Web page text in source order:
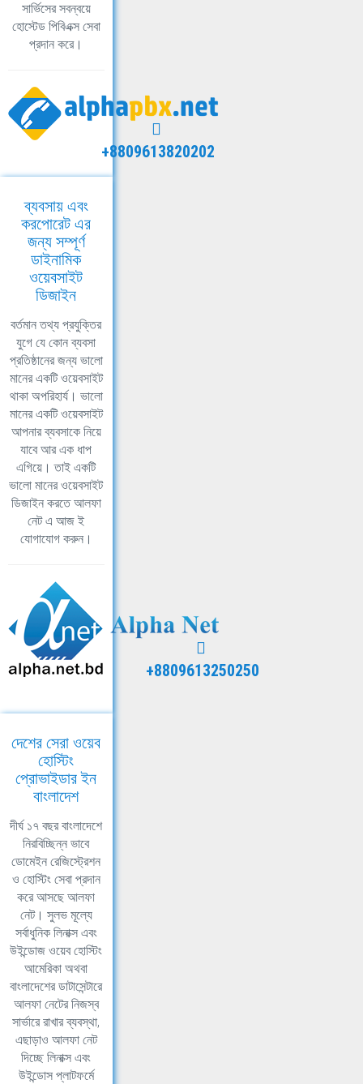
সার্ভিসের সবন্বয়ে
হোস্টেড পিবিএক্স সেবা
প্রদান করে।
+8809613820202
ব্যবসায় এবং
করপোরেট এর
জন্য সম্পূর্ণ
ডাইনামিক
ওয়েবসাইট
ডিজাইন
বর্তমান তথ্য প্রযুক্তির
যুগে যে কোন ব্যবসা
প্রতিষ্ঠানের জন্য ভালো
মানের একটি ওয়েবসাইট
থাকা অপরিহার্য। ভালো
মানের একটি ওয়েবসাইট
আপনার ব্যবসাকে নিয়ে
যাবে আর এক ধাপ
এগিয়ে। তাই একটি
ভালো মানের ওয়েবসাইট
ডিজাইন করতে আলফা
নেট এ আজ ই
যোগাযোগ করুন।
+8809613250250
দেশের সেরা ওয়েব
হোস্টিং
প্রোভাইডার ইন
বাংলাদেশ
দীর্ঘ ১৭ বছর বাংলাদেশে
নিরবিচ্ছিন্ন ভাবে
ডোমেইন রেজিস্ট্রেশন
ও হোস্টিং সেবা প্রদান
করে আসছে আলফা
নেট। সুলভ মূল্যে
সর্বাধুনিক লিনাক্স এবং
উইন্ডোজ ওয়েব হোস্টিং
আমেরিকা অথবা
বাংলাদেশের ডাটাসেন্টারে
আলফা নেটের নিজস্ব
সার্ভারে রাখার ব্যবস্থা,
এছাড়াও আলফা নেট
দিচ্ছে লিনাক্স এবং
উইন্ডোস প্লাটফর্মে